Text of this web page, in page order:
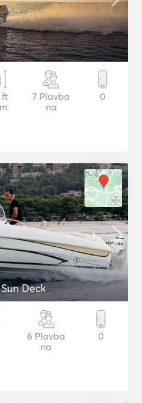
ft
7 Plavba
na
0
Deck
6 Plavba
na
0